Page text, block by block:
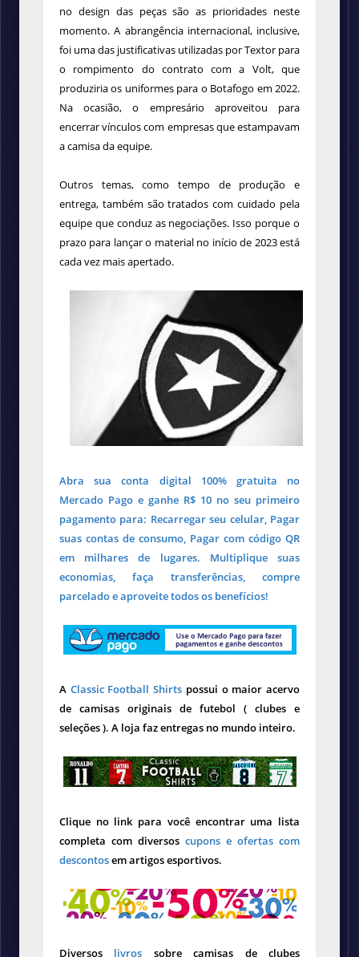
no design das peças são as prioridades neste
momento. A abrangência internacional, inclusive,
foi uma das justificativas utilizadas por Textor para
o rompimento do contrato com a Volt, que
produziria os uniformes para o Botafogo em 2022.
Na ocasião, o empresário aproveitou para
encerrar vínculos com empresas que estampavam
a camisa da equipe.
Outros temas, como tempo de produção e
entrega, também são tratados com cuidado pela
equipe que conduz as negociações. Isso porque o
prazo para lançar o material no início de 2023 está
cada vez mais apertado.
Abra sua conta digital 100% gratuita no
Mercado Pago e ganhe R$ 10 no seu primeiro
pagamento para: Recarregar seu celular, Pagar
suas contas de consumo, Pagar com código QR
em milhares de lugares. Multiplique suas
economias, faça transferências, compre
parcelado e aproveite todos os benefícios!
A Classic Football Shirts possui o maior acervo
de camisas originais de futebol ( clubes e
seleções ). A loja faz entregas no mundo inteiro.
Clique no link para você encontrar uma lista
completa com diversos cupons e ofertas com
descontosem artigos esportivos.
Diversos livros sobre camisas de clubes